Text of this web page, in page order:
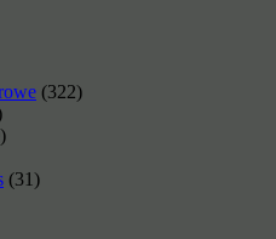
(322)
(31)